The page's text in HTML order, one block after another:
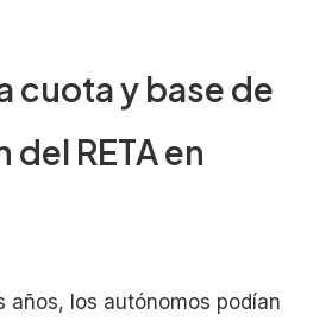
cuota y base de
RETA en
años, los autónomos podían